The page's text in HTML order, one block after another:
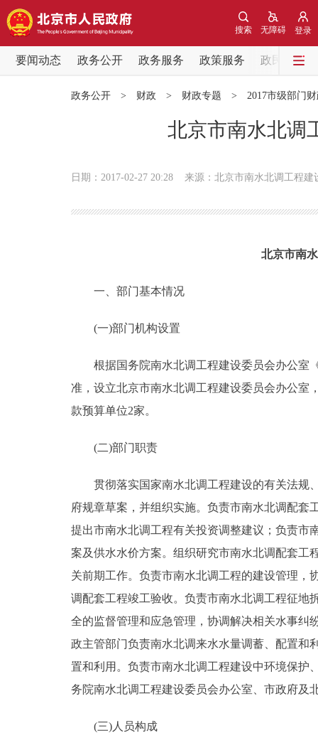
登录
无障碍
搜索
要闻动态 政务公开 政务服务 政策服务
政民互动
政务服务
中介服务
政民互动
参与调查
走进北京
政务公开 > 财政 > 财政专题 > 2017市级部门
北京市南水北调
日期：2017-02-27 20:28 来源：北京市南水北调工程建
北京市南
一、部门基本情况
(一)部门机构设置
根据国务院南水北调工程建设委员会办公室《
准，设立北京市南水北调工程建设委员会办公室
款预算单位2家。
(二)部门职责
贯彻落实国家南水北调工程建设的有关法规、
府规章草案，并组织实施。负责市南水北调配
提出市南水北调工程有关投资调整建议；负责市
案及供水水价方案。组织研究市南水北调配套工
关前期工作。负责市南水北调工程的建设管理，
调配套工程竣工验收。负责市南水北调工程征地
全的监督管理和应急管理，协调解决相关水事纠
政主管部门负责南水北调来水水量调蓄、配置和
置和利用。负责市南水北调工程建设中环境保护
务院南水北调工程建设委员会办公室、市政府及
(三)人员构成